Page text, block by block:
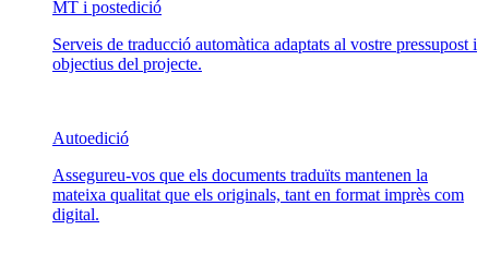
MT i postedició
Serveis de traducció automàtica adaptats al vostre pressupost i
objectius del projecte.
Autoedició
Assegureu-vos que els documents traduïts mantenen la
mateixa qualitat que els originals, tant en format imprès com
digital.